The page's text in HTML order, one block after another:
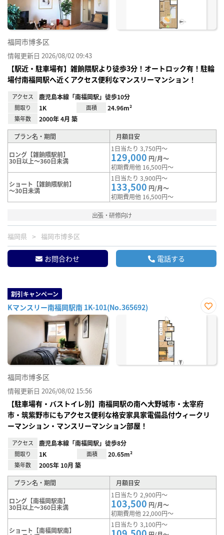
福岡市博多区
情報更新日 2026/08/02 09:43
【駅近・駐車場有】雑餉隈駅より徒歩3分！オートロック有！駐輪
場付南福岡駅へ近くアクセス便利なマンスリーマンション！
アクセス 鹿児島本線「南福岡駅」徒歩10分
間取り 1K 面積 24.96m²
築年数 2000年 4月 築
プラン名・期間 月額目安
ロング【雑餉隈駅前】
30日以上～360日未満
1日当たり 3,750円～
129,000 円/月～
初期費用他 16,500円～
ショート【雑餉隈駅前】
～30日未満
1日当たり 3,900円～
133,500 円/月～
初期費用他 16,500円～
出張・研修向け
福岡県 福岡市博多区
お問合わせ 電話する
割引キャンペーン
Kマンスリー南福岡駅南 1K-101(No.365692)
お気
福岡市博多区
情報更新日 2026/08/02 15:56
【駐車場有・バストイレ別】南福岡駅の南へ大野城市・太宰府
市・筑紫野市にもアクセス便利な格安家具家電備品付ウィークリ
ーマンション・マンスリーマンション部屋！
アクセス 鹿児島本線「南福岡駅」徒歩8分
間取り 1K 面積 20.65m²
築年数 2005年 10月 築
プラン名・期間 月額目安
ロング【南福岡駅南】
30日以上～360日未満
1日当たり 2,900円～
103,500 円/月～
初期費用他 22,000円～
ショート【南福岡駅南】
1日当たり 3,100円～